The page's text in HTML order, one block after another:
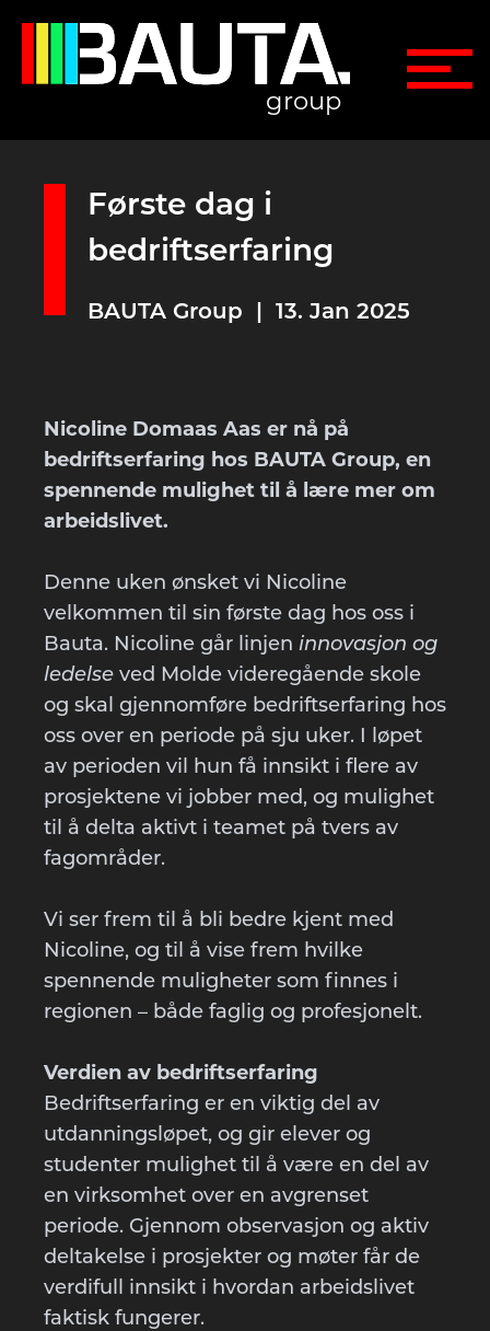
group
Første dag i
bedriftserfaring
BAUTA Group | 13. Jan 2025
Nicoline Domaas Aas er nå på
bedriftserfaring hos BAUTA Group, en
spennende mulighet til å lære mer om
arbeidslivet.
Denne uken ønsket vi Nicoline
velkommen til sin første dag hos oss i
Bauta. Nicoline går linjen innovasjon og
ledelse ved Molde videregående skole
og skal gjennomføre bedriftserfaring hos
oss over en periode på sju uker. I løpet
av perioden vil hun få innsikt i flere av
prosjektene vi jobber med, og mulighet
til å delta aktivt i teamet på tvers av
fagområder.
Vi ser frem til å bli bedre kjent med
Nicoline, og til å vise frem hvilke
spennende muligheter som finnes i
regionen – både faglig og profesjonelt.
Verdien av bedriftserfaring
Bedriftserfaring er en viktig del av
utdanningsløpet, og gir elever og
studenter mulighet til å være en del av
en virksomhet over en avgrenset
periode. Gjennom observasjon og aktiv
deltakelse i prosjekter og møter får de
verdifull innsikt i hvordan arbeidslivet
faktisk fungerer.